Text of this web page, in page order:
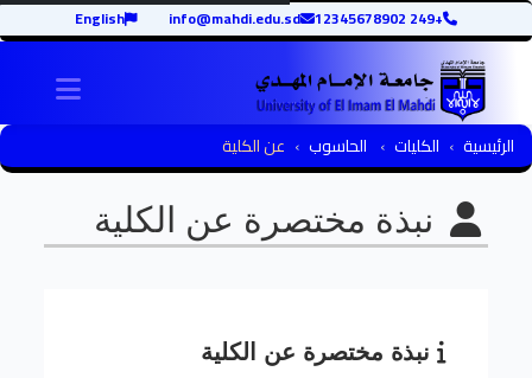
+249 12345678902
info@mahdi.edu.sd
English
الرئيسية الكليات الحاسوب عن الكلية
نبذة مختصرة عن الكلية
نبذة مختصرة عن الكلية